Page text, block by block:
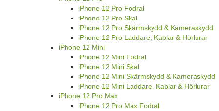
iPhone 12 Pro Fodral
iPhone 12 Pro Skal
iPhone 12 Pro Skärmskydd & Kameraskydd
iPhone 12 Pro Laddare, Kablar & Hörlurar
iPhone 12 Mini
iPhone 12 Mini Fodral
iPhone 12 Mini Skal
iPhone 12 Mini Skärmskydd & Kameraskydd
iPhone 12 Mini Laddare, Kablar & Hörlurar
iPhone 12 Pro Max
iPhone 12 Pro Max Fodral